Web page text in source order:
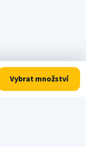
Vybrat množství